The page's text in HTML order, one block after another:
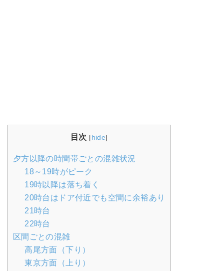
目次 [hide]
夕方以降の時間帯ごとの混雑状況
18～19時がピーク
19時以降は落ち着く
20時台はドア付近でも空間に余裕あり
21時台
22時台
区間ごとの混雑
高尾方面（下り）
東京方面（上り）